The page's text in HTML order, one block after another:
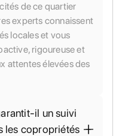
de ce quartier
experts connaissent
locales et vous
rigoureuse et
attentes élevées des
il un suivi
les copropriétés